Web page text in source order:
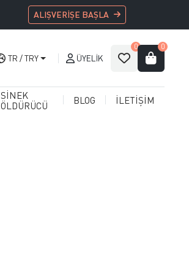
ALIŞVERİŞE BAŞLA
TR TRY ÜYELIK
0 0
SİNEK
ÖLDÜRÜCÜ
BLOG İLETİŞİM